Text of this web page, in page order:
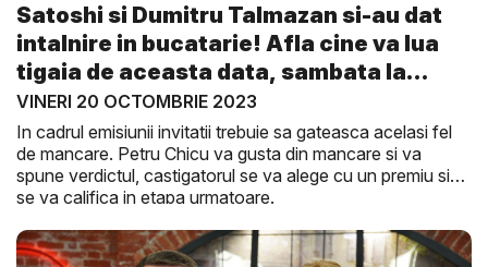
Satoshi si Dumitru Talmazan si-au dat
intalnire in bucatarie! Afla cine va lua
tigaia de aceasta data, sambata la
Gus...
VINERI 20 OCTOMBRIE 2023
In cadrul emisiunii invitatii trebuie sa gateasca acelasi fel
de mancare. Petru Chicu va gusta din mancare si va
spune verdictul, castigatorul se va alege cu un premiu si
se va califica in etapa urmatoare.